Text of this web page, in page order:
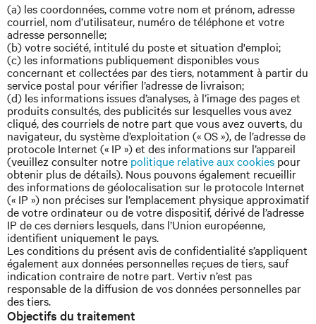
(a) les coordonnées, comme votre nom et prénom, adresse
courriel, nom d’utilisateur, numéro de téléphone et votre
adresse personnelle;
(b) votre société, intitulé du poste et situation d'emploi;
(c) les informations publiquement disponibles vous
concernant et collectées par des tiers, notamment à partir du
service postal pour vérifier l’adresse de livraison;
(d) les informations issues d’analyses, à l’image des pages et
produits consultés, des publicités sur lesquelles vous avez
cliqué, des courriels de notre part que vous avez ouverts, du
navigateur, du système d’exploitation (« OS »), de l’adresse de
protocole Internet (« IP ») et des informations sur l’appareil
(veuillez consulter notre politique relative aux cookies pour
obtenir plus de détails). Nous pouvons également recueillir
des informations de géolocalisation sur le protocole Internet
(« IP ») non précises sur l’emplacement physique approximatif
de votre ordinateur ou de votre dispositif, dérivé de l’adresse
IP de ces derniers lesquels, dans l’Union européenne,
identifient uniquement le pays.
Les conditions du présent avis de confidentialité s’appliquent
également aux données personnelles reçues de tiers, sauf
indication contraire de notre part. Vertiv n’est pas
responsable de la diffusion de vos données personnelles par
des tiers.
Objectifs du traitement